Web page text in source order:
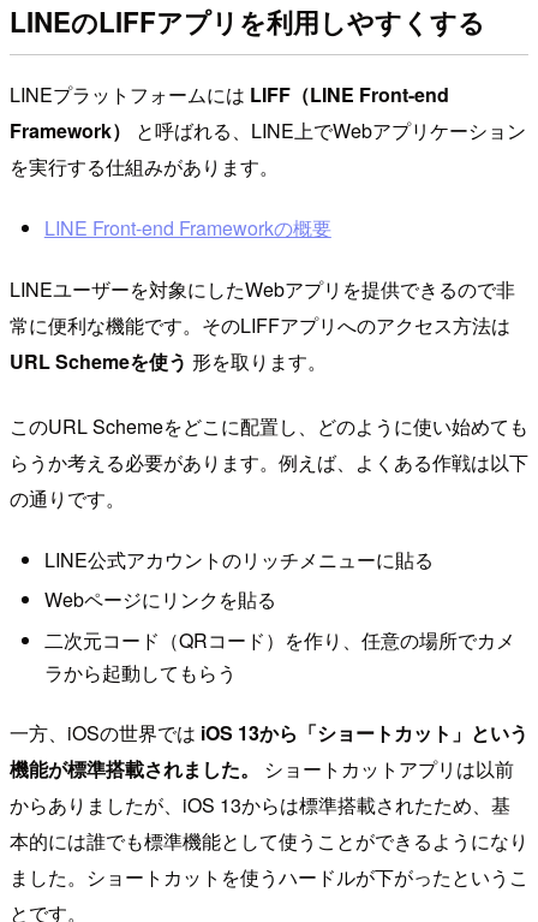
LINEのLIFFアプリを利用しやすくする
LINEプラットフォームには LIFF（LINE Front-end
Framework）
と呼ばれる、LINE上でWebアプリケーション
を実行する仕組みがあります。
LINE Front-end Frameworkの概要
LINEユーザーを対象にしたWebアプリを提供できるので非
常に便利な機能です。そのLIFFアプリへのアクセス方法は
URL Schemeを使う 形を取ります。
このURL Schemeをどこに配置し、どのように使い始めても
らうか考える必要があります。例えば、よくある作戦は以下
の通りです。
LINE公式アカウントのリッチメニューに貼る
Webページにリンクを貼る
二次元コード（QRコード）を作り、任意の場所でカメ
ラから起動してもらう
一方、iOSの世界では iOS 13から「ショートカット」という
機能が標準搭載されました。
ショートカットアプリは以前
からありましたが、iOS 13からは標準搭載されたため、基
本的には誰でも標準機能として使うことができるようになり
ました。ショートカットを使うハードルが下がったというこ
とです。